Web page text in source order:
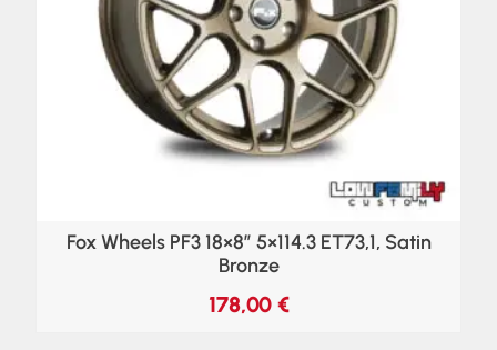
Fox Wheels PF3 18×8″ 5×114.3 ET73,1, Satin
Bronze
178,00 €